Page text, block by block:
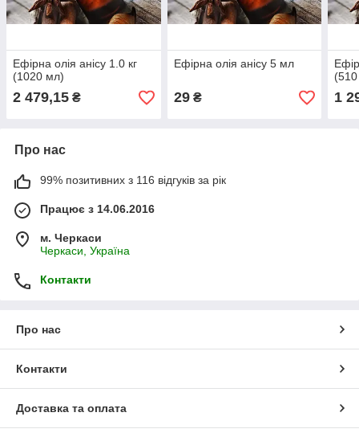
Ефірна олія анісу 1.0 кг
(1020 мл)
2 479,15 ₴
Ефірна олія анісу 5 мл
29₴ 1
Про нас
99% позитивних з 116 відгуків за рік
Працює з 14.06.2016
м. Черкаси
Черкаси, Україна
Контакти
Про нас
Контакти
Доставка та оплата